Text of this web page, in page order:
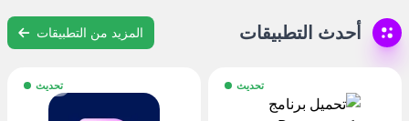
أحدث التطبيقات المزيد من التطبيقات
تحديث تحديث